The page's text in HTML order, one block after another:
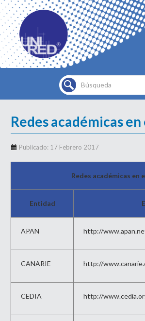
Buscar...
Redes académicas
Publicado: 17 Febrero 2017
Redes académicas en
Entidad
APAN http://
CANARIE http://
CEDIA http://